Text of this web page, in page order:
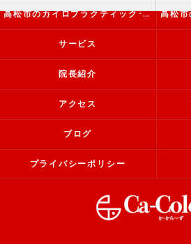
高松市のカイロプラクティック･か・から～ず施術院の評判
サービス
院長紹介
アクセス
ブログ
プライバシーポリシー